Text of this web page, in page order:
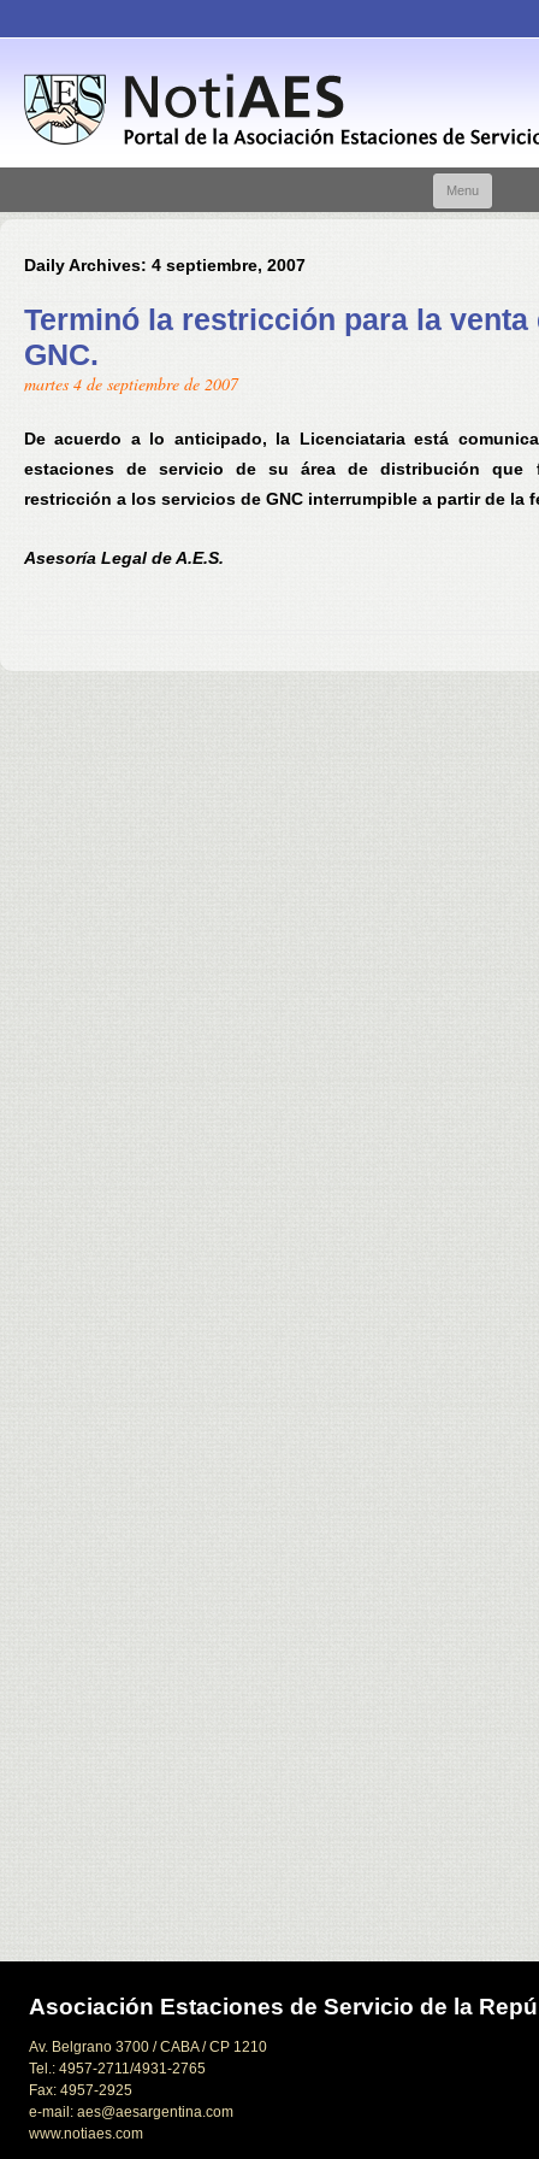
Menu
Daily Archives: 4 septiembre, 2007
Terminó la restricción para la venta
GNC.
martes 4 de septiembre de 2007
De acuerdo a lo anticipado, la Licenciataria está
estaciones de servicio de su área de distribución que
restricción a los servicios de GNC interrumpible a partir de la
Asesoría Legal de A.E.S.
Asociación Estaciones de Servicio de la
Av. Belgrano 3700 / CABA / CP 1210
Tel.: 4957-2711/4931-2765
Fax: 4957-2925
e-mail: aes@aesargentina.com
www.notiaes.com